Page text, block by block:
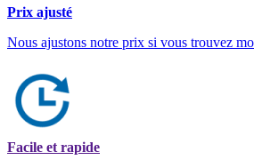
Prix ajusté
Nous ajustons notre prix si vous trouvez
Facile et rapide